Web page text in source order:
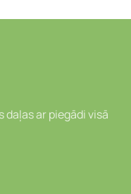
daļas ar piegādi visā